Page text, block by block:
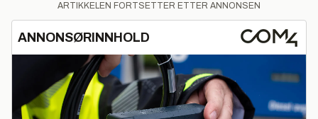
ARTIKKELEN FORTSETTER ETTER ANNONSEN
ANNONSØRINNHOLD